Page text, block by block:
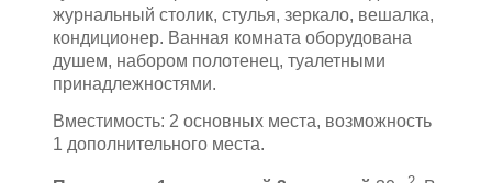
журнальный столик, стулья, зеркало, вешалка,
кондиционер. Ванная комната оборудована
душем, набором полотенец, туалетными
принадлежностями.
Вместимость: 2 основных места, возможность
1 дополнительного места.